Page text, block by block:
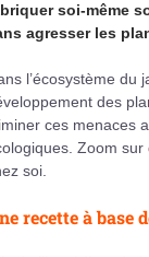
soi-même
agresser les
l’écosystème du
des
ces menaces
Zoom sur
soi.
recette à base